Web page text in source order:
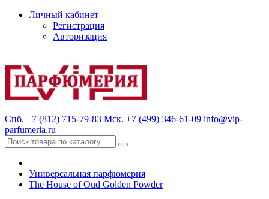
Личный кабинет
Регистрация
Авторизация
Спб. +7 (812) 715-79-83 Мск. +7 (499) 346-61-09 info@vip-
parfumeria.ru
Универсальная парфюмерия
The House of Oud Golden Powder